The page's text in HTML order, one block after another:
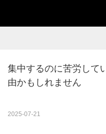
集中するのに苦労して
由かもしれません
2025-07-21